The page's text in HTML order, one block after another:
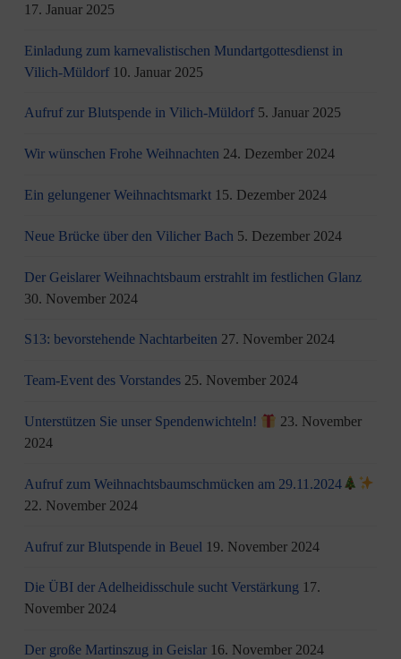
17. Januar 2025
Einladung zum karnevalistischen Mundartgottesdienst in
Vilich-Müldorf 10. Januar 2025
Aufruf zur Blutspende in Vilich-Müldorf 5. Januar 2025
Wir wünschen Frohe Weihnachten 24. Dezember 2024
Ein gelungener Weihnachtsmarkt 15. Dezember 2024
Neue Brücke über den Vilicher Bach 5. Dezember 2024
Der Geislarer Weihnachtsbaum erstrahlt im festlichen Glanz
30. November 2024
S13: bevorstehende Nachtarbeiten 27. November 2024
Team-Event des Vorstandes 25. November 2024
Unterstützen Sie unser Spendenwichteln!
23. November
2024
Aufruf zum Weihnachtsbaumschmücken am 29.11.2024
22. November 2024
Aufruf zur Blutspende in Beuel 19. November 2024
Die ÜBI der Adelheidisschule sucht Verstärkung 17.
November 2024
Der große Martinszug in Geislar 16. November 2024